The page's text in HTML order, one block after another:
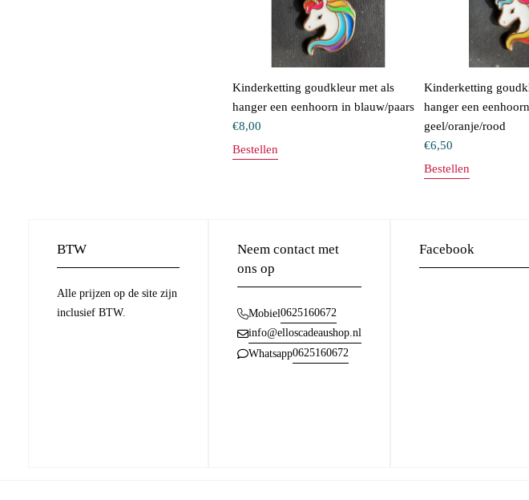
Kinderketting goudkleur met als
hanger een eenhoorn in blauw/paars
€8,00
Bestellen
Kinderketting
hanger een
geel/oranje/rood
€6,50
Bestellen
BTW
Alle prijzen op de site zijn
inclusief BTW.
Neem contact met
ons op
Mobiel0625160672
info@elloscadeaushop.nl
Whatsapp0625160672
Facebook